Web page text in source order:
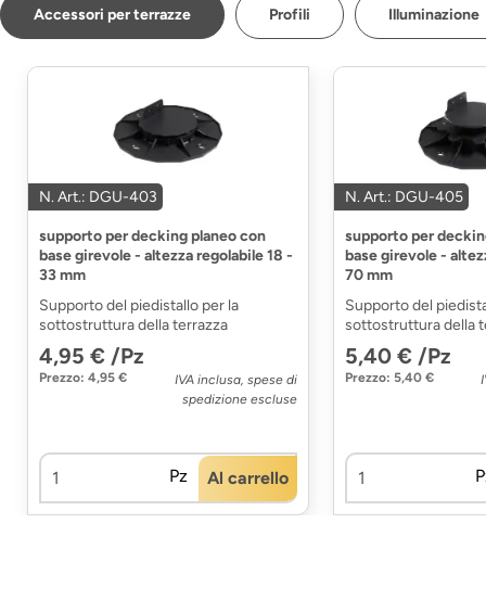
Accessori per terrazze Profili Illuminazione
N. Art.: DGU-403
supporto per decking planeo con
base girevole - altezza regolabile 18 -
33 mm
Supporto del piedistallo per la
sottostruttura della terrazza
4,95 € /Pz
Prezzo: 4,95 €
IVA inclusa, spese di
spedizione escluse
Pz Al carrello
N. Art.: DGU-405
supporto per
base girevole -
70 mm
Supporto del
sottostruttura della
5,40 € /Pz
Prezzo: 5,40 €